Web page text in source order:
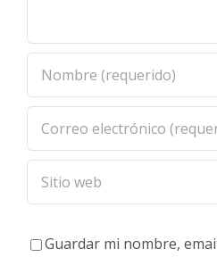
Guardar mi nombre,